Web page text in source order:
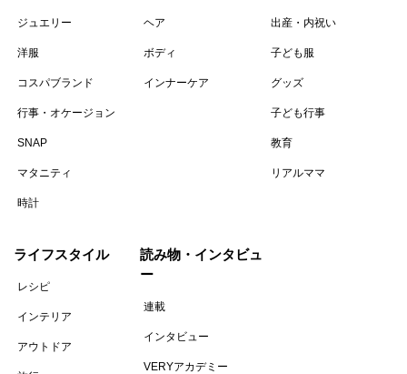
ジュエリー
洋服
コスパブランド
行事・オケージョン
SNAP
マタニティ
時計
ヘア
ボディ
インナーケア
出産・内祝い
子ども服
グッズ
子ども行事
教育
リアルママ
ライフスタイル
レシピ
インテリア
アウトドア
読み物・インタビュ
ー
連載
インタビュー
VERYアカデミー